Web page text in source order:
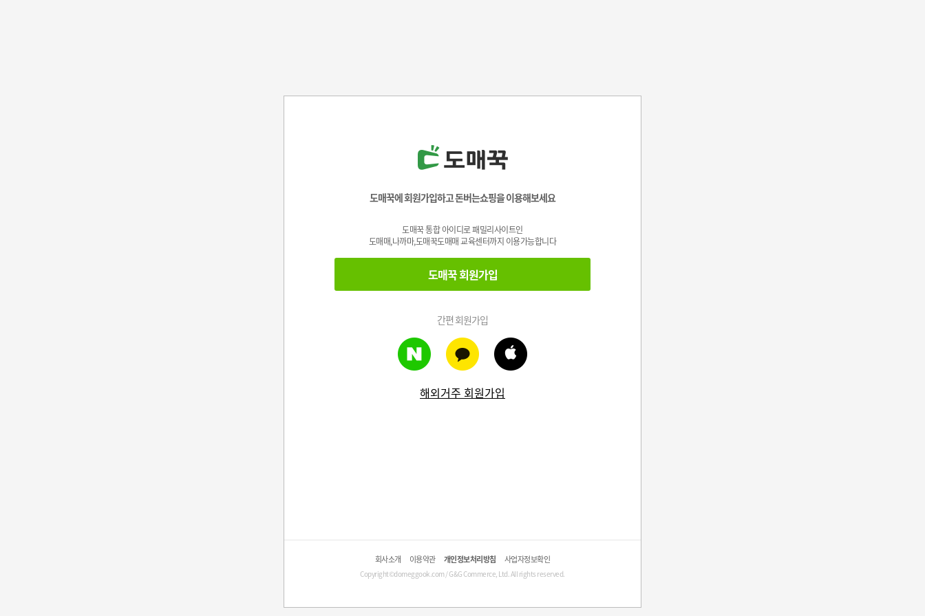
도매꾹에 회원가입하고 돈버는쇼핑을 이용해보세요
도매꾹 통합 아이디로 패밀리사이트인
도매매,나까마,도매꾹도매매 교육센터까지 이용가능합니다
도매꾹 회원가입
간편 회원가입
해외거주 회원가입
회사소개 이용약관 개인정보처리방침 사업자정보확인
Copyright©domeggook.com / G&G Commerce, Ltd. All rights reserved.